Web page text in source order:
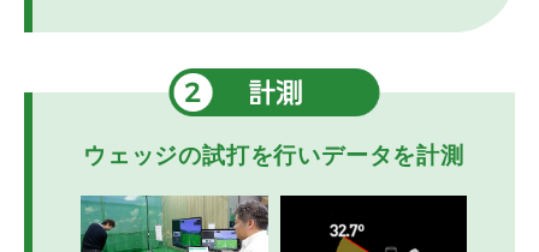
ウェッジの試打を行いデータを計測